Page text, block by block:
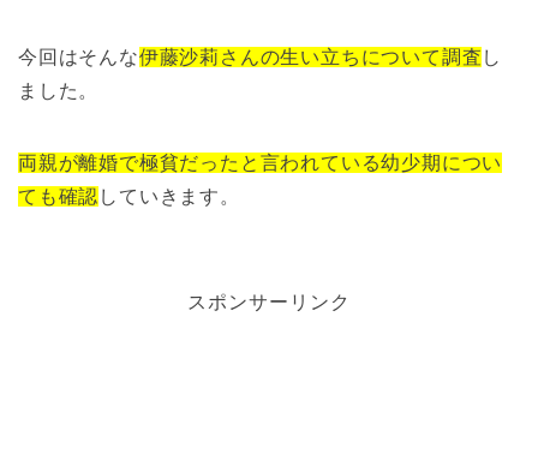
今回はそんな伊藤沙莉さんの生い立ちについて調査 し
ました。
両親が離婚で極貧だったと言われている幼少期につい
ても確認 していきます。
スポンサーリンク